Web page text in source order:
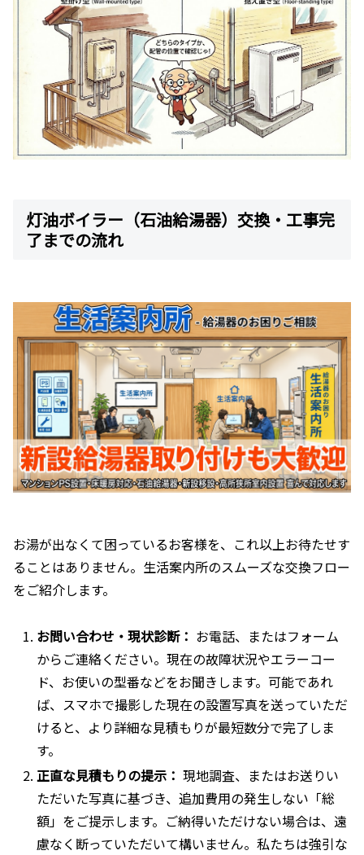
灯油ボイラー（石油給湯器）交換・工事完
了までの流れ
お湯が出なくて困っているお客様を、これ以上お待たせす
ることはありません。生活案内所のスムーズな交換フロー
をご紹介します。
お問い合わせ・現状診断： お電話、またはフォーム
からご連絡ください。現在の故障状況やエラーコー
ド、お使いの型番などをお聞きします。可能であれ
ば、スマホで撮影した現在の設置写真を送っていただ
けると、より詳細な見積もりが最短数分で完了しま
す。
正直な見積もりの提示： 現地調査、またはお送りい
ただいた写真に基づき、追加費用の発生しない「総
額」をご提示します。ご納得いただけない場合は、遠
慮なく断っていただいて構いません。私たちは強引な